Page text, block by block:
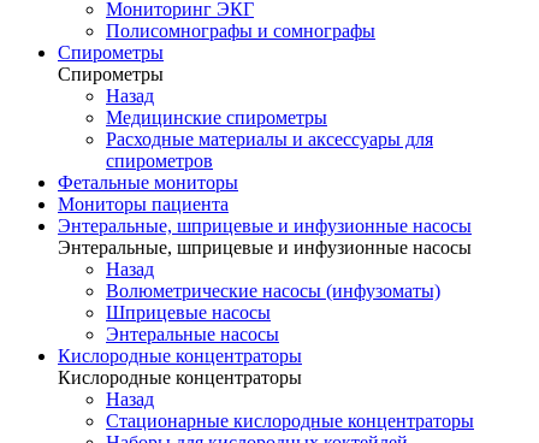
Мониторинг ЭКГ
Полисомнографы и сомнографы
Спирометры
Спирометры
Назад
Медицинские спирометры
Расходные материалы и аксессуары для
спирометров
Фетальные мониторы
Мониторы пациента
Энтеральные, шприцевые и инфузионные насосы
Энтеральные, шприцевые и инфузионные насосы
Назад
Волюметрические насосы (инфузоматы)
Шприцевые насосы
Энтеральные насосы
Кислородные концентраторы
Кислородные концентраторы
Назад
Стационарные кислородные концентраторы